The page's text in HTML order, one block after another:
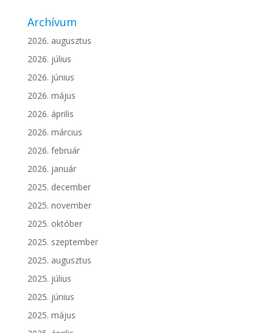
Archívum
2026. augusztus
2026. július
2026. június
2026. május
2026. április
2026. március
2026. február
2026. január
2025. december
2025. november
2025. október
2025. szeptember
2025. augusztus
2025. július
2025. június
2025. május